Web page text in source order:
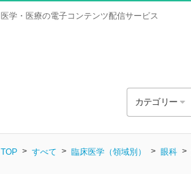
医学・医療の電子コンテンツ配信サービス
カテゴリー
TOP すべて 臨床医学（領域別） 眼科